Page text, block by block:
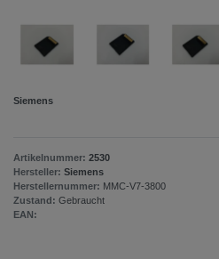
Siemens
Artikelnummer: 2530
Hersteller: Siemens
Herstellernummer: MMC-V7-3800
Zustand: Gebraucht
EAN: